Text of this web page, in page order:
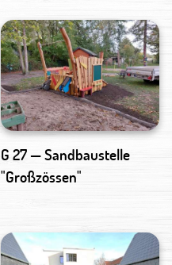
G 27 — Sandbaustelle
"Großzössen"